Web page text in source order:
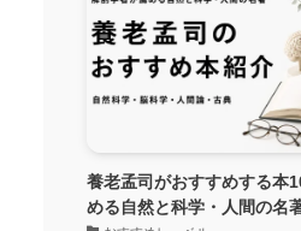
養老孟司がおすすめする本
める自然と科学・人間の名著